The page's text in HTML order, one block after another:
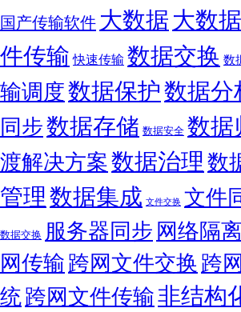
国产传输软件 大数据大数
件传输 快速传输 数据交换 数
输调度数据保护数据分
同步数据存储 数据安全 数据
渡解决方案数据治理数
管理数据集成 文件交换 文件
数据交换 服务器同步网络隔离
网传输跨网文件交换跨
统跨网文件传输非结构